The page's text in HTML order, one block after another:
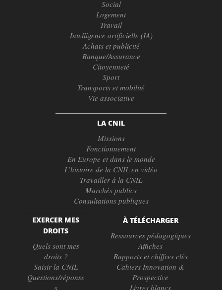
Social
Logement
Travail
Intelligence artificielle (IA)
Achats et publicité
Banque/Assurance
Citoyenneté
Sport
Transports et mobilité
Vie associative
LA CNIL
Missions
Fonctionnement
En Europe et dans le monde
L’histoire de la CNIL en vidéo
Travailler à la CNIL
Marchés publics
Consultations publiques
EXERCER MES
DROITS
Quels sont mes
droits ?
Saisir la CNIL
Questions/réponse
s
À TÉLÉCHARGER
Ressources pédagogiques
Affiches
Rapports et chiffres clés
Cahiers Innovation &
Prospective
Livres blancs